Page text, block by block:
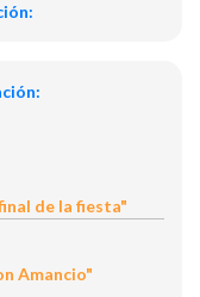
de la fiesta"
Amancio"